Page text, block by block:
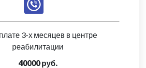
3-х месяцев в центре
реабилитации
40000 руб.